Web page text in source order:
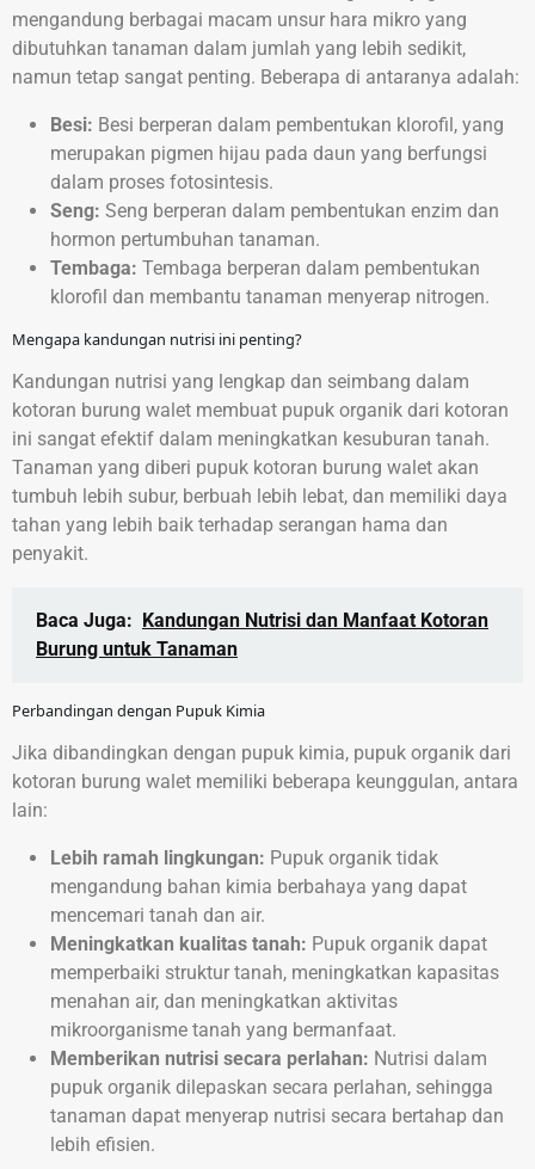
mengandung berbagai macam unsur hara mikro yang
dibutuhkan tanaman dalam jumlah yang lebih sedikit,
namun tetap sangat penting. Beberapa di antaranya adalah:
Besi: Besi berperan dalam pembentukan klorofil, yang
merupakan pigmen hijau pada daun yang berfungsi
dalam proses fotosintesis.
Seng: Seng berperan dalam pembentukan enzim dan
hormon pertumbuhan tanaman.
Tembaga: Tembaga berperan dalam pembentukan
klorofil dan membantu tanaman menyerap nitrogen.
Mengapa kandungan nutrisi ini penting?
Kandungan nutrisi yang lengkap dan seimbang dalam
kotoran burung walet membuat pupuk organik dari kotoran
ini sangat efektif dalam meningkatkan kesuburan tanah.
Tanaman yang diberi pupuk kotoran burung walet akan
tumbuh lebih subur, berbuah lebih lebat, dan memiliki daya
tahan yang lebih baik terhadap serangan hama dan
penyakit.
Baca Juga:
Kandungan Nutrisi dan Manfaat Kotoran
Burung untuk Tanaman
Perbandingan dengan Pupuk Kimia
Jika dibandingkan dengan pupuk kimia, pupuk organik dari
kotoran burung walet memiliki beberapa keunggulan, antara
lain:
Lebih ramah lingkungan: Pupuk organik tidak
mengandung bahan kimia berbahaya yang dapat
mencemari tanah dan air.
Meningkatkan kualitas tanah: Pupuk organik dapat
memperbaiki struktur tanah, meningkatkan kapasitas
menahan air, dan meningkatkan aktivitas
mikroorganisme tanah yang bermanfaat.
Memberikan nutrisi secara perlahan: Nutrisi dalam
pupuk organik dilepaskan secara perlahan, sehingga
tanaman dapat menyerap nutrisi secara bertahap dan
lebih efisien.